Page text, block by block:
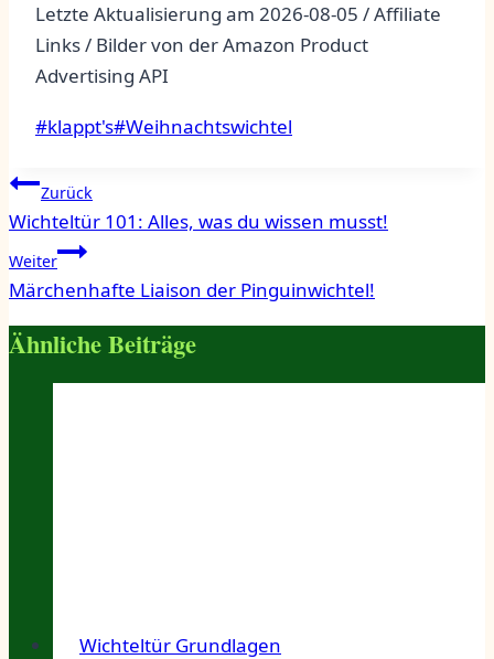
Letzte Aktualisierung am 2026-08-05 / Affiliate
Links / Bilder von der Amazon Product
Advertising API
Schlagworte:
#klappt's#Weihnachtswichtel
Beitragsnavigation
Zurück
Wichteltür 101: Alles, was du wissen musst!
Weiter
Märchenhafte Liaison der Pinguinwichtel!
Ähnliche Beiträge
Wichteltür Grundlagen